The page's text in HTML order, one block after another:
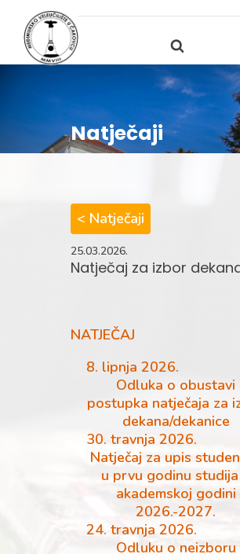
Natječaji
< Natječaji
25.03.2026.
Natječaj za izbor
NATJEČAJ
8. lipnja 2026.
Odluka o obustavi
postupka natječaja za
dekana/dekanice
30. travnja 2026.
Natječaj za upis
u prvu godinu
akademskoj godini
2026.-2027.
24. travnja 2026.
Odluku o neizboru